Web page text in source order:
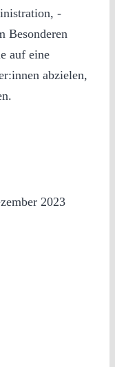
-
Besonderen
auf eine
abzielen,
2023